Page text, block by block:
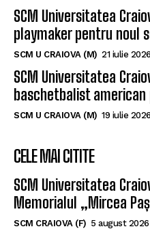
SCM Universitatea
playmaker pentru noul
SCM U CRAIOVA (M) 21 iulie 2026
SCM Universitatea
baschetbalist
SCM U CRAIOVA (M) 19 iulie 2026
CELE MAI CITITE
SCM Universitatea
Memorialul „Mircea
SCM CRAIOVA (F) 5 august 2026